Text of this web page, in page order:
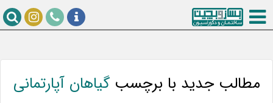
مطالب جدید با برچسب گیاهان آپارتمانی